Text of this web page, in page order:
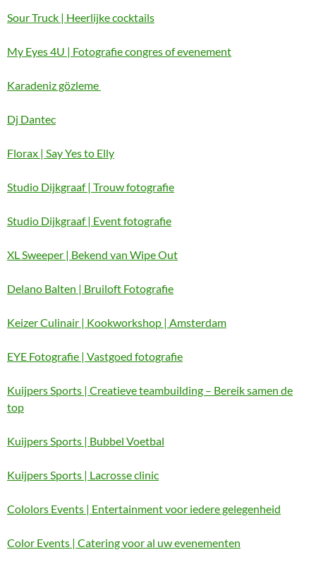
Sour Truck | Heerlijke cocktails
My Eyes 4U | Fotografie congres of evenement
Karadeniz gözleme
Dj Dantec
Florax | Say Yes to Elly
Studio Dijkgraaf | Trouw fotografie
Studio Dijkgraaf | Event fotografie
XL Sweeper | Bekend van Wipe Out
Delano Balten | Bruiloft Fotografie
Keizer Culinair | Kookworkshop | Amsterdam
EYE Fotografie | Vastgoed fotografie
Kuijpers Sports | Creatieve teambuilding – Bereik samen de
top
Kuijpers Sports | Bubbel Voetbal
Kuijpers Sports | Lacrosse clinic
Cololors Events | Entertainment voor iedere gelegenheid
Color Events | Catering voor al uw evenementen